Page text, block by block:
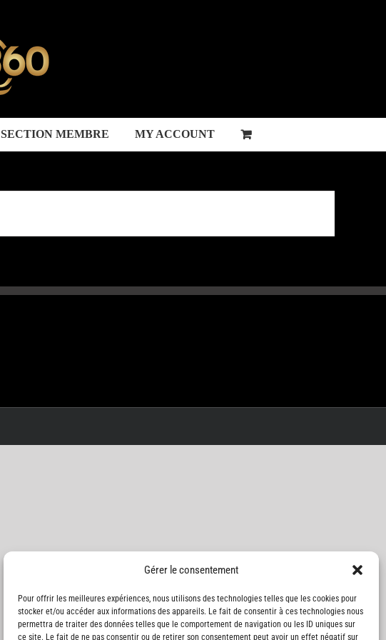
Gérer le consentement
Pour offrir les meilleures expériences, nous utilisons des technologies telles que les cookies pour
stocker et/ou accéder aux informations des appareils. Le fait de consentir à ces technologies nous
permettra de traiter des données telles que le comportement de navigation ou les ID uniques sur
ce site. Le fait de ne pas consentir ou de retirer son consentement peut avoir un effet négatif sur
SECTION MEMBRE MY ACCOUNT